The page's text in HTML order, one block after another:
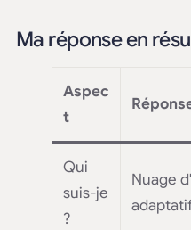
Ma réponse en
Aspec
t
Qui
suis-je
?
Nuage